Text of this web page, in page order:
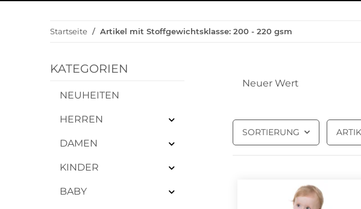
Startseite Artikel mit Stoffgewichtsklasse: 200 - 220 gsm
Neuer Wert
SORTIERUNG
KATEGORIEN
NEUHEITEN
HERREN
DAMEN
KINDER
BABY